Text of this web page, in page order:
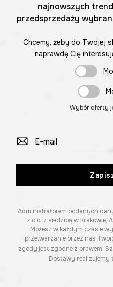
najnowszych
przedsprzedaży
Chcemy, żeby do Twojej
naprawdę Cię
Wybór oferty
Administratorem podanych
z o.o. z siedzibą w Krakowie,
Możesz w każdym czasie
przetwarzanie przez nas
zgody jest zgodne z prawem.
Dostawy realizujemy